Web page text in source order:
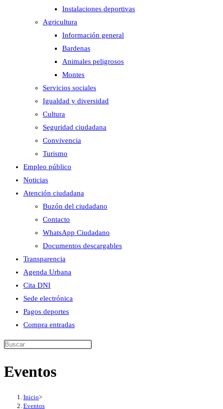
Instalaciones deportivas
Agricultura
Información general
Bardenas
Animales peligrosos
Montes
Servicios sociales
Igualdad y diversidad
Cultura
Seguridad ciudadana
Convivencia
Turismo
Empleo público
Noticias
Atención ciudadana
Buzón del ciudadano
Contacto
WhatsApp Ciudadano
Documentos descargables
Transparencia
Agenda Urbana
Cita DNI
Sede electrónica
Pagos deportes
Compra entradas
Buscar
esta
Eventos
Inicio>
Eventos